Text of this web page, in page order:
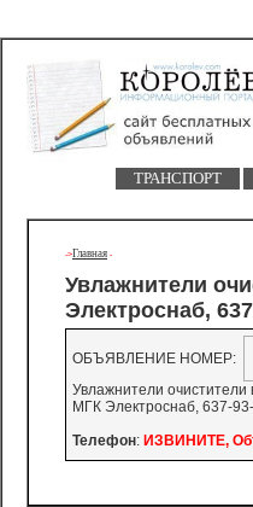
ТРАНСПОРТ
->Главная -
Увлажнители
Электроснаб,
ОБЪЯВЛЕНИЕ НОМЕР:
Увлажнители очистители
МГК Электроснаб, 637-
Телефон: ИЗВИНИТЕ,